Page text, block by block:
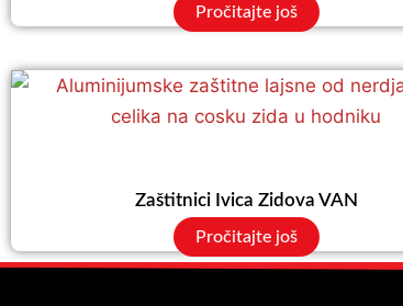
Pročitajte još
Zaštitnici Ivica Zidova VAN
Pročitajte još